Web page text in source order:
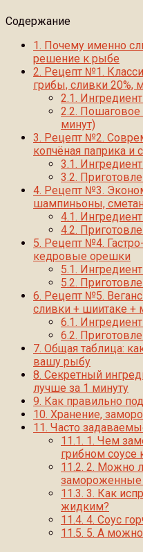
Содержание
1. Почему именно
решение к рыбе
2. Рецепт №1.
грибы, сливки 20%,
2.1.
2.2. Пошаговое
минут)
3. Рецепт №2.
копчёная паприка и
3.1.
3.2.
4. Рецепт №3.
шампиньоны,
4.1.
4.2.
5. Рецепт №4.
кедровые орешки
5.1.
5.2.
6. Рецепт №5.
сливки + шиитаке +
6.1.
6.2.
7. Общая таблица:
вашу рыбу
8. Секретный
лучше за 1 минуту
9. Как правильно
10. Хранение,
11. Часто
11.1. 1. Чем
грибном соусе
11.2. 2. Можно
замороженные
11.3. 3. Как
жидким?
11.4. 4. Соус
11.5. 5. А